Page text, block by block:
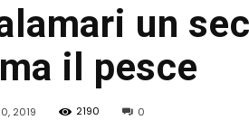
Profumi
un
il pesce
2019 2190 0